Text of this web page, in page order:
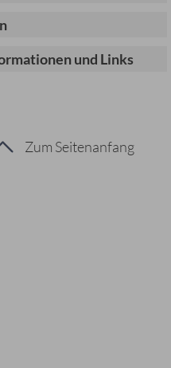
und Links
Zum Seitenanfang